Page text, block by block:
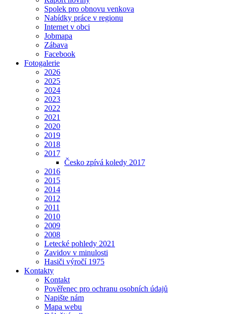
Spolek pro obnovu venkova
Nabídky práce v regionu
Internet v obci
Jobmapa
Zábava
Facebook
Fotogalerie
2026
2025
2024
2023
2022
2021
2020
2019
2018
2017
Česko zpívá koledy 2017
2016
2015
2014
2012
2011
2010
2009
2008
Letecké pohledy 2021
Zavidov v minulosti
Hasiči výročí 1975
Kontakty
Kontakt
Pověřenec pro ochranu osobních údajů
Napište nám
Mapa webu